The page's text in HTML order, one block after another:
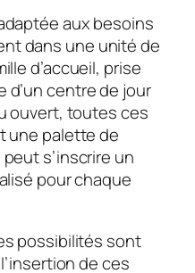
aux besoins
dans une unité de
d’accueil, prise
d’un centre de jour
ouvert, toutes ces
une palette de
s’inscrire un
pour chaque
possibilités sont
de ces